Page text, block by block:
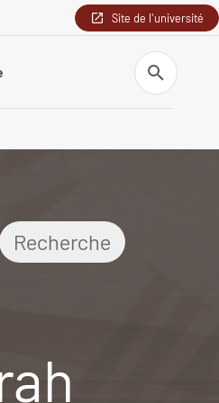
Site de l'université
Recherche
Recherche